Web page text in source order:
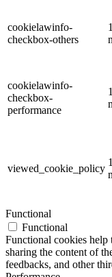
cookielawinfo-
checkbox-others
cookielawinfo-
checkbox-
performance
viewed_cookie_policy
Functional
Functional
Functional cookies
sharing the content of
feedbacks, and other